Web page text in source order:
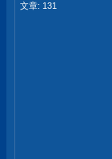
文章: 131